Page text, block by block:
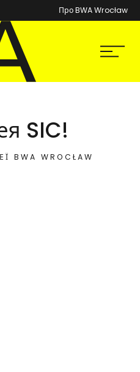
Про BWA Wrocław
SIC!
BWA WROCŁAW